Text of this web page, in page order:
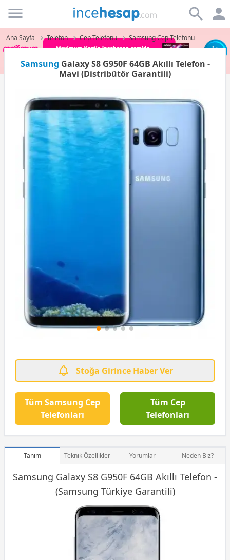
Incehesap
Ana Sayfa Telefon Cep Telefonu Samsung Cep Telefonu
Samsung Galaxy S8 G950F 64GB Akıllı Telefon -
Mavi (Distribütör Garantili)
Stoğa Girince Haber Ver
Tüm Samsung Cep
Telefonları
Tüm Cep
Telefonları
Tanım Teknik Özellikler Yorumlar Neden Biz?
Samsung Galaxy S8 G950F 64GB Akıllı Telefon -
(Samsung Türkiye Garantili)